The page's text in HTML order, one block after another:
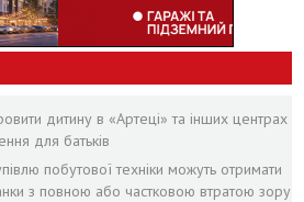
дитину в «Артеці» та інших центрах
для батьків
побутової техніки можуть отримати
з повною або частковою втратою зору